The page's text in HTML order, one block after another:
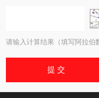
请输入计算结果（填写阿拉伯